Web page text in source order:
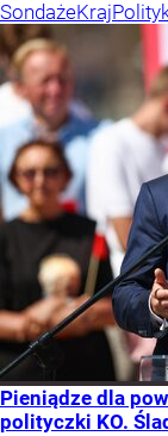
SondażeKraj
Pieniądze dla
polityczki KO.